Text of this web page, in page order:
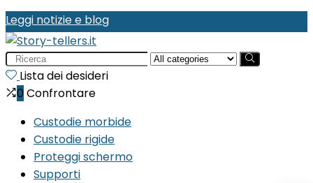
Leggi notizie e blog
Search
for:Lista dei desideri
0 Confrontare
Custodie morbide
Custodie rigide
Proteggi schermo
Supporti